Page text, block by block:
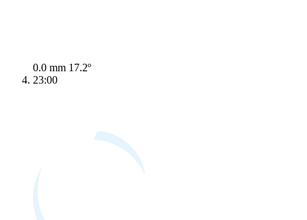
0.0 mm 17.2º
23:00